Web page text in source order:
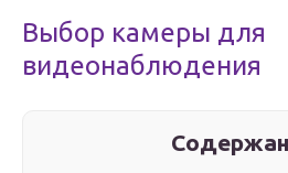
Выбор камеры для
видеонаблюдения